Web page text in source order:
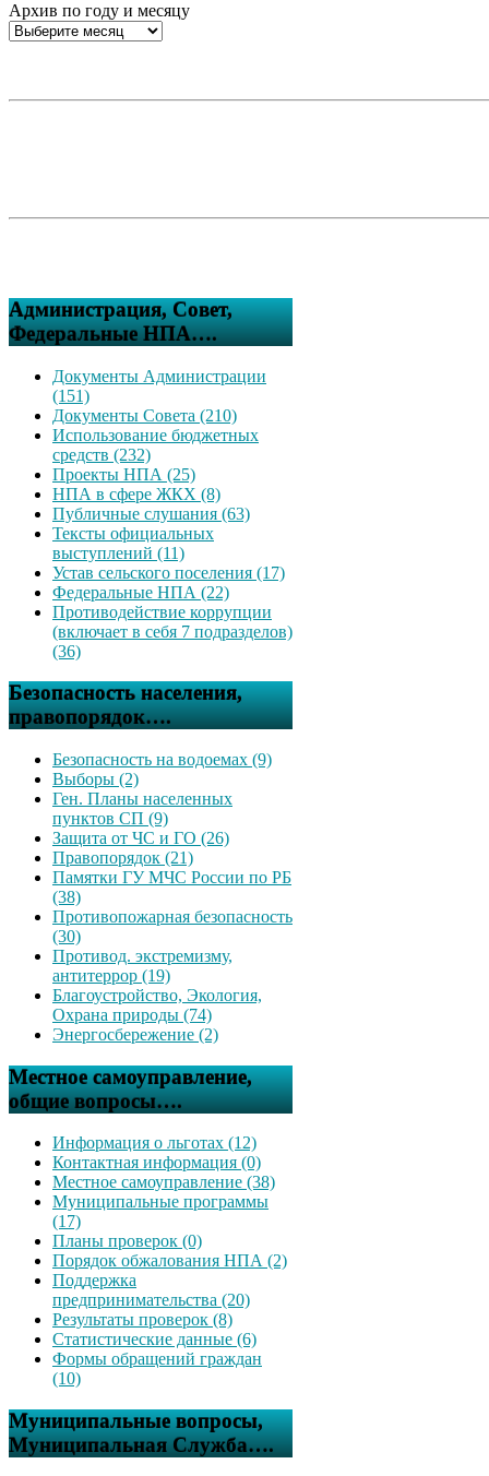
Архив по году и месяцу
Администрация, Совет,
Федеральные НПА….
Документы Администрации
(151)
Документы Совета (210)
Использование бюджетных
средств (232)
Проекты НПА (25)
НПА в сфере ЖКХ (8)
Публичные слушания (63)
Тексты официальных
выступлений (11)
Устав сельского поселения (17)
Федеральные НПА (22)
Противодействие коррупции
(включает в себя 7 подразделов)
(36)
Безопасность населения,
правопорядок….
Безопасность на водоемах (9)
Выборы (2)
Ген. Планы населенных
пунктов СП (9)
Защита от ЧС и ГО (26)
Правопорядок (21)
Памятки ГУ МЧС России по РБ
(38)
Противопожарная безопасность
(30)
Противод. экстремизму,
антитеррор (19)
Благоустройство, Экология,
Охрана природы (74)
Энергосбережение (2)
Местное самоуправление,
общие вопросы….
Информация о льготах (12)
Контактная информация (0)
Местное самоуправление (38)
Муниципальные программы
(17)
Планы проверок (0)
Порядок обжалования НПА (2)
Поддержка
предпринимательства (20)
Результаты проверок (8)
Статистические данные (6)
Формы обращений граждан
(10)
Муниципальные вопросы,
Муниципальная Служба….